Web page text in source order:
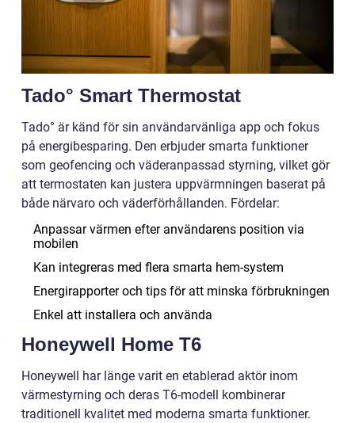
Tado° Smart Thermostat
Tado° är känd för sin användarvänliga app och fokus
på energibesparing. Den erbjuder smarta funktioner
som geofencing och väderanpassad styrning, vilket gör
att termostaten kan justera uppvärmningen baserat på
både närvaro och väderförhållanden. Fördelar:
Anpassar värmen efter användarens position via
mobilen
Kan integreras med flera smarta hem-system
Energirapporter och tips för att minska förbrukningen
Enkel att installera och använda
Honeywell Home T6
Honeywell har länge varit en etablerad aktör inom
värmestyrning och deras T6-modell kombinerar
traditionell kvalitet med moderna smarta funktioner.